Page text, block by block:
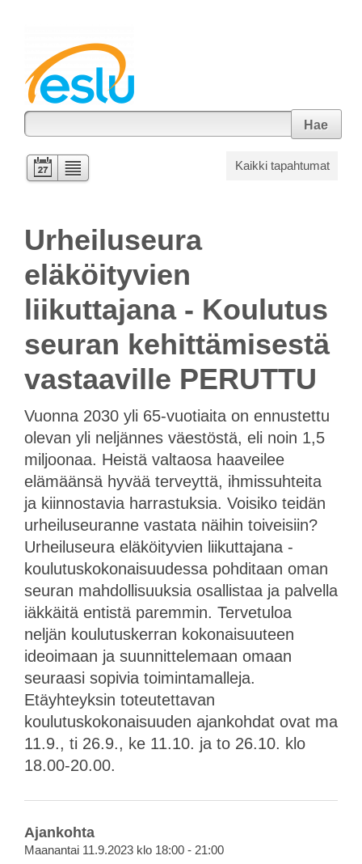
Hae
Kaikki tapahtumat
Urheiluseura
eläköityvien
liikuttajana​ ​- Koulutus
seuran kehittämisestä
vastaaville​ PERUTTU
Vuonna 2030 yli 65-vuotiaita on ennustettu
olevan yli neljännes väestöstä, eli noin 1,5
miljoonaa. Heistä valtaosa haaveilee
elämäänsä hyvää terveyttä, ihmissuhteita
ja kiinnostavia harrastuksia. Voisiko teidän
urheiluseuranne vastata näihin toiveisiin?
Urheiluseura eläköityvien liikuttajana -
koulutuskokonaisuudessa pohditaan oman
seuran mahdollisuuksia osallistaa ja palvella
iäkkäitä entistä paremmin. Tervetuloa
neljän koulutuskerran kokonaisuuteen
ideoimaan ja suunnittelemaan omaan
seuraasi sopivia toimintamalleja.
Etäyhteyksin toteutettavan
koulutuskokonaisuuden ajankohdat ovat ma
11.9., ti 26.9., ke 11.10. ja to 26.10. klo
18.00-20.00.
Ajankohta
Maanantai 11.9.2023 klo 18:00 - 21:00